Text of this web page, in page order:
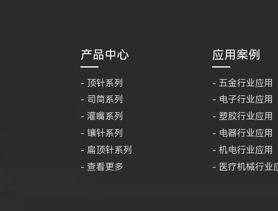
产品中心
- 顶针系列
- 司筒系列
- 灌嘴系列
- 镶针系列
- 扁顶针系列
- 查看更多
应用案例
- 五金行业应用
- 电子行业应用
- 塑胶行业应用
- 电器行业应用
- 机电行业应用
- 医疗机械行业